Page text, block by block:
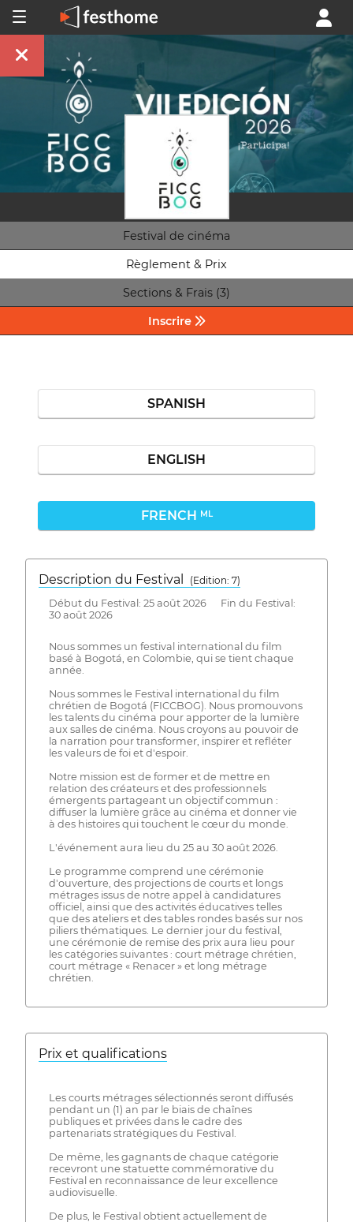
Festival de cinéma
Règlement & Prix
Sections & Frais (3)
Inscrire
SPANISH
ENGLISH
FRENCH ML
Description du Festival
( Edition: 7)
Début du Festival: 25 août 2026 Fin du Festival:
30 août 2026
Nous sommes un festival international du film
basé à Bogotá, en Colombie, qui se tient chaque
année.
Nous sommes le Festival international du film
chrétien de Bogotá (FICCBOG). Nous promouvons
les talents du cinéma pour apporter de la lumière
aux salles de cinéma. Nous croyons au pouvoir de
la narration pour transformer, inspirer et refléter
les valeurs de foi et d'espoir.
Notre mission est de former et de mettre en
relation des créateurs et des professionnels
émergents partageant un objectif commun :
diffuser la lumière grâce au cinéma et donner vie
à des histoires qui touchent le cœur du monde.
L'événement aura lieu du 25 au 30 août 2026.
Le programme comprend une cérémonie
d'ouverture, des projections de courts et longs
métrages issus de notre appel à candidatures
officiel, ainsi que des activités éducatives telles
que des ateliers et des tables rondes basés sur nos
piliers thématiques. Le dernier jour du festival,
une cérémonie de remise des prix aura lieu pour
les catégories suivantes : court métrage chrétien,
court métrage « Renacer » et long métrage
chrétien.
Prix ​​et qualifications
Les courts métrages sélectionnés seront diffusés
pendant un (1) an par le biais de chaînes
publiques et privées dans le cadre des
partenariats stratégiques du Festival.
De même, les gagnants de chaque catégorie
recevront une statuette commémorative du
Festival en reconnaissance de leur excellence
audiovisuelle.
De plus, le Festival obtient actuellement de